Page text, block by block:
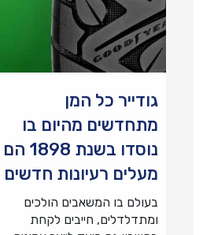
גודייר כל המן
מתחדשים מהיום בו
נוסדו בשנת 1898 הם
מעלים רעיונות חדשים
בעולם בו המשאבים הולכים
ומתדלדלים, חייבים לקחת